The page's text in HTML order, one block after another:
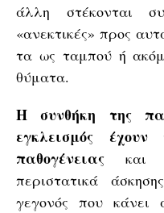
άλλη στέκονται
«ανεκτικές» προς
τα ως ταμπού ή
θύματα.
Η συνθήκη της
εγκλεισμός έχουν
παθογένειας και
περιστατικά
γεγονός που κάνει